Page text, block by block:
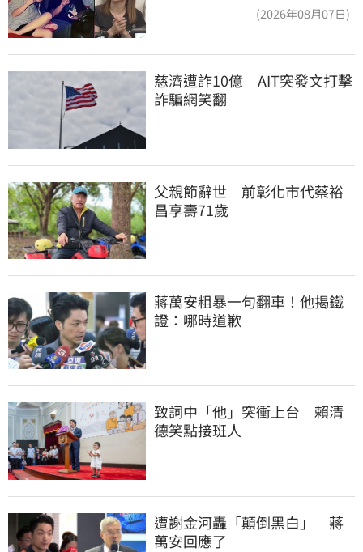
(2026年08月07日)
慈濟遭詐10億　AIT突發文打擊
詐騙網笑翻
父親節辭世　前彰化市代蔡裕
昌享壽71歲
蔣萬安粗暴一句翻車！他揭鐵
證：哪時道歉
致詞中「他」突衝上台　賴清
德笑點接班人
遭謝金河轟「顛倒黑白」　蔣
萬安回應了